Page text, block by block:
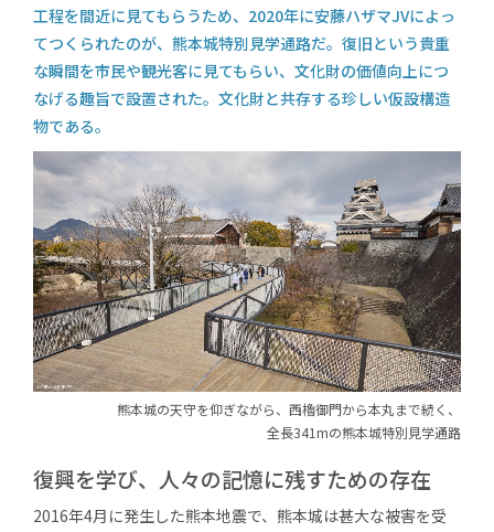
工程を間近に見てもらうため、 2020年に安藤ハザマJVによっ
てつくられたのが、熊本城特別見学通路だ。 復旧という貴重
な瞬間を市民や観光客に見てもらい、文化財の価値向上につ
なげる趣旨で設置された。 文化財と共存する珍しい仮設構造
物である。
熊本城の天守を仰ぎながら、 西櫓御門から本丸まで続く、
全長341mの熊本城特別見学通路
復興を学び、 人々の記憶に残すための存在
2016年4月に発生した熊本地震で、熊本城は甚大な被害を受